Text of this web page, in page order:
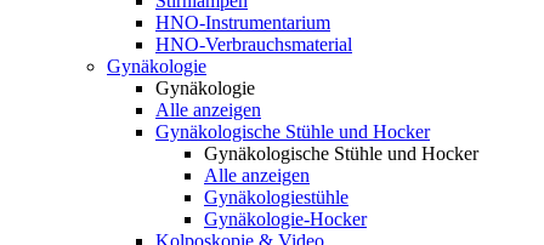
HNO-Instrumentarium
HNO-Verbrauchsmaterial
Gynäkologie
Gynäkologie
Alle anzeigen
Gynäkologische Stühle und Hocker
Gynäkologische Stühle und Hocker
Alle anzeigen
Gynäkologiestühle
Gynäkologie-Hocker
Kolposkopie & Video